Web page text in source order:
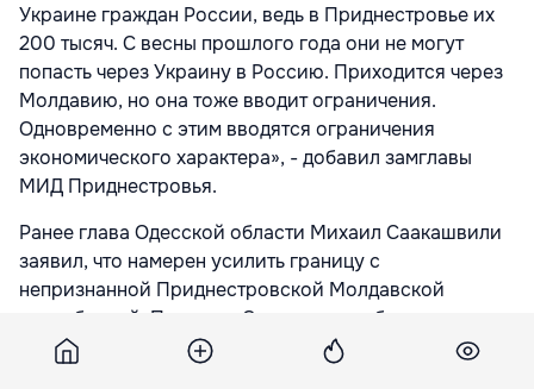
Украине граждан России, ведь в Приднестровье их
200 тысяч. С весны прошлого года они не могут
попасть через Украину в Россию. Приходится через
Молдавию, но она тоже вводит ограничения.
Одновременно с этим вводятся ограничения
экономического характера», - добавил замглавы
МИД Приднестровья.
Ранее глава Одесской области Михаил Саакашвили
заявил, что намерен усилить границу с
непризнанной Приднестровской Молдавской
республикой. При этом Саакашвили обвинил
Приднестровье в контрабанде наркотиков, оружия и